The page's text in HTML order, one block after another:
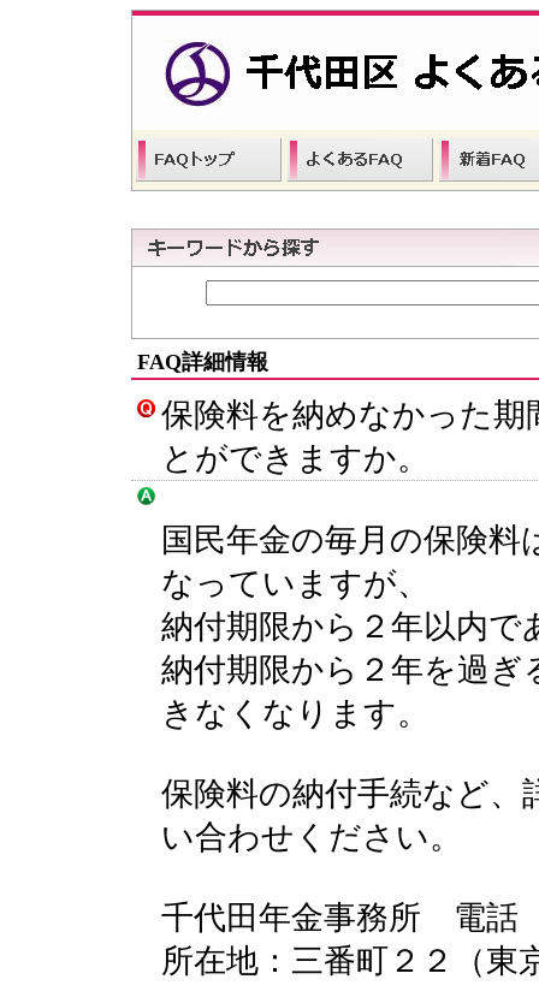
FAQ詳細情報
保険料を納めなかった
とができますか。
国民年金の毎月の保険
なっていますが、
納付期限から２年以内
納付期限から２年を過
きなくなります。
保険料の納付手続など、
い合わせください。
千代田年金事務所 電話
所在地：三番町２２（東